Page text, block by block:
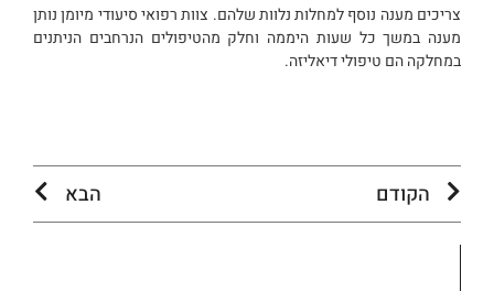
צריכים מענה נוסף למחלות נלוות שלהם. צוות רפואי סיעודי מיומן נותן
מענה במשך כל שעות היממה וחלק מהטיפולים הנרחבים הניתנים
במחלקה הם טיפולי דיאליזה.
הקודם הבא